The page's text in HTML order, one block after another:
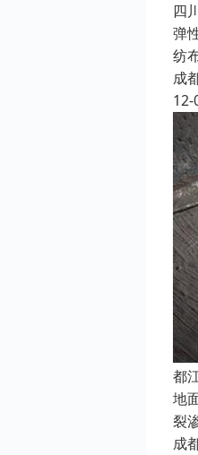
四
弹
纺
成
12-
都
地
裂
成